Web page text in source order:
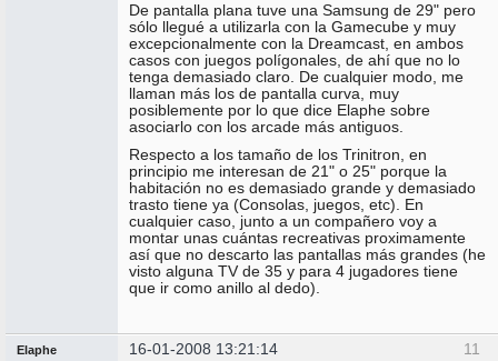
De pantalla plana tuve una Samsung de 29" pero
sólo llegué a utilizarla con la Gamecube y muy
excepcionalmente con la Dreamcast, en ambos
casos con juegos polígonales, de ahí que no lo
tenga demasiado claro. De cualquier modo, me
llaman más los de pantalla curva, muy
posiblemente por lo que dice Elaphe sobre
asociarlo con los arcade más antiguos.
Respecto a los tamaño de los Trinitron, en
principio me interesan de 21" o 25" porque la
habitación no es demasiado grande y demasiado
trasto tiene ya (Consolas, juegos, etc). En
cualquier caso, junto a un compañero voy a
montar unas cuántas recreativas proximamente
así que no descarto las pantallas más grandes (he
visto alguna TV de 35 y para 4 jugadores tiene
que ir como anillo al dedo).
11
Elaphe 16-01-2008 13:21:14